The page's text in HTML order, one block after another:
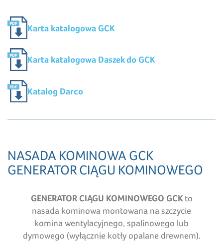
Karta katalogowa GCK
Karta katalogowa Daszek do GCK
Katalog Darco
NASADA KOMINOWA GCK
GENERATOR CIĄGU KOMINOWEGO
GENERATOR CIĄGU KOMINOWEGO GCK to
nasada kominowa montowana na szczycie
komina wentylacyjnego, spalinowego lub
dymowego (wyłącznie kotły opalane drewnem).